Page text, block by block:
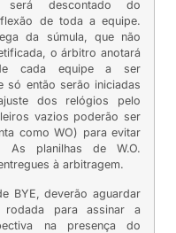
será descontado do
de toda a equipe.
da súmula, que não
o árbitro anotará
cada equipe a ser
só então serão iniciadas
dos relógios pelo
vazios poderão ser
como WO) para evitar
As planilhas de W.O.
à arbitragem.
BYE, deverão aguardar
para assinar a
na presença do